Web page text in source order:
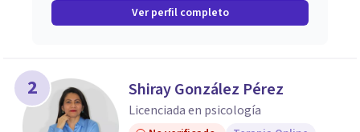
Ver perfil completo
2 Shiray González Pérez
Licenciada en psicología